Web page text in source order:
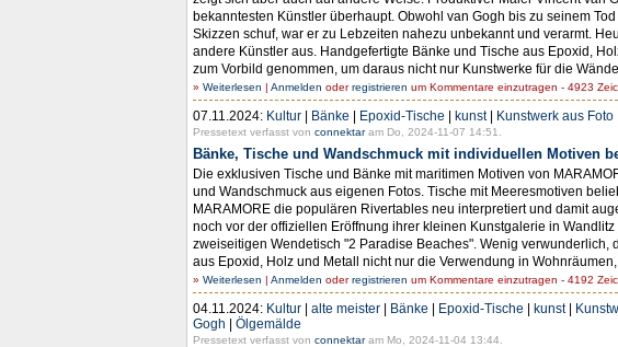
bekanntesten Künstler überhaupt. Obwohl van Gogh bis zu seinem
Skizzen schuf, war er zu Lebzeiten nahezu unbekannt und verarmt.
andere Künstler aus. Handgefertigte Bänke und Tische aus Epoxid,
zum Vorbild genommen, um daraus nicht nur Kunstwerke für die
» Weiterlesen | Anmelden oderregistrieren um Kommentare einzutragen - 4923
07.11.2024: Kultur | Bänke | Epoxid-Tische | kunst| Kunstwerk aus Foto
Pressetext verfasst von connektaram Do, 2024-11-07 14:51.
Bänke, Tische und Wandschmuck mit individuellen Motiven
Die exklusiven Tische und Bänke mit maritimen Motiven von
und Wandschmuck aus eigenen Fotos. Tische mit Meeresmotiven
MARAMORE die populären Rivertables neu interpretiert und damit
noch vor der offiziellen Eröffnung ihrer kleinen Kunstgalerie in
zweiseitigen Wendetisch "2 Paradise Beaches". Wenig
aus Epoxid, Holz und Metall nicht nur die Verwendung in
» Weiterlesen | Anmelden oderregistrieren um Kommentare einzutragen - 4192
04.11.2024: Kultur | alte meister | Bänke | Epoxid-Tische | kunst|
Gogh | Ölgemälde
Pressetext verfasst von connektaram Mo, 2024-11-04 13:44.